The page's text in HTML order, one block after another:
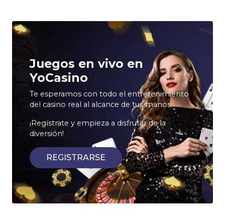
Juegos en vivo en
YoCasino
Te esperamos con todo el entretenimiento
del casino real al alcance de tus manos.
¡Regístrate y empieza a disfrutar de la
diversión!
REGISTRARSE